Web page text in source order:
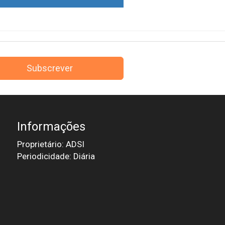
Subscrever
Informações
Proprietário: ADSI
Periodicidade: Diária